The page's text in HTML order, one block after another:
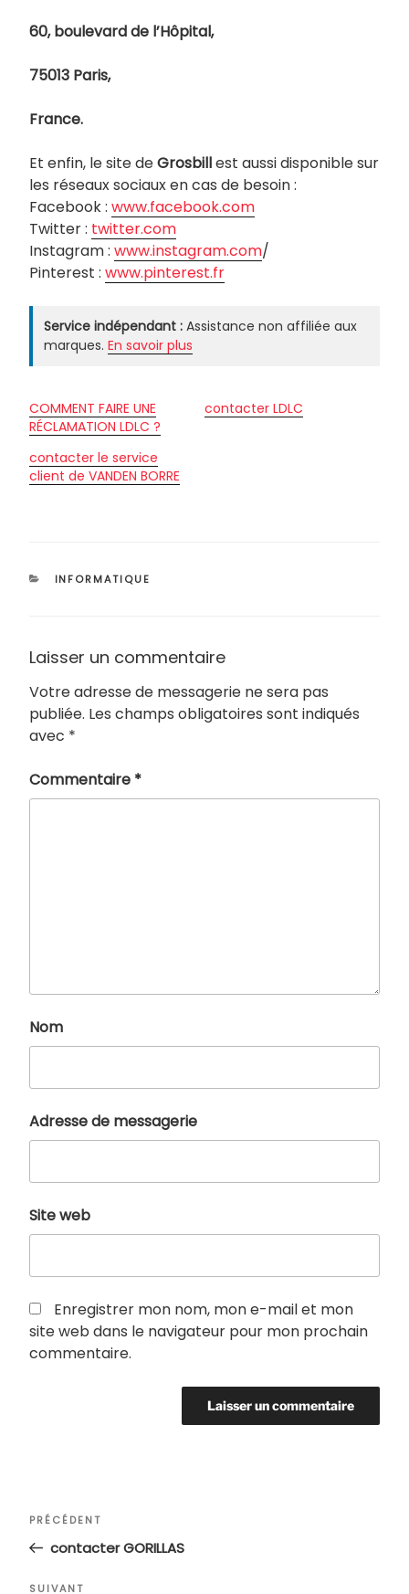
60, boulevard de l’Hôpital,
75013 Paris,
France.
Et enfin, le site deGrosbillest aussi disponible sur
les réseaux sociaux en cas de besoin :
Facebook : www.facebook.com
Twitter : twitter.com
Instagram : www.instagram.com/
Pinterest : www.pinterest.fr
Service indépendant : Assistance non affiliée aux
marques. En savoir plus
COMMENT FAIRE UNE
RÉCLAMATION LDLC ?
contacter LDLC
contacter le service
client de VANDEN BORRE
CATÉGORIES
INFORMATIQUE
Laisser un commentaire
Votre adresse de messagerie ne sera pas
publiée. Les champs obligatoires sont indiqués
avec *
Commentaire *
Nom
Adresse de messagerie
Site web
Enregistrer mon nom, mon e-mail et mon
site web dans le navigateur pour mon prochain
commentaire.
Navigation
l’article
Article
précédent
PRÉCÉDENT
contacter GORILLAS
SUIVANT